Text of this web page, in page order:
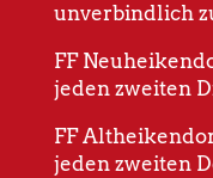
unverbindlich
FF
jeden zweiten
FF
jeden zweiten